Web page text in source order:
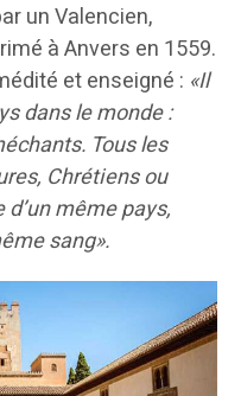
un Valencien,
à Anvers en 1559.
et enseigné : «Il
dans le monde :
Tous les
Chrétiens ou
même pays,
sang».